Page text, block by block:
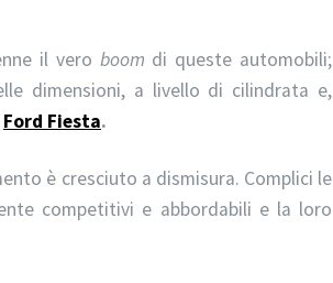
il vero boom di queste automobili;
dimensioni, a livello di cilindrata e,
Ford Fiesta.
è cresciuto a dismisura. Complici le
competitivi e abbordabili e la loro